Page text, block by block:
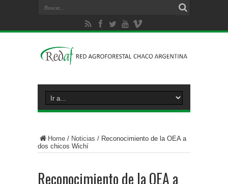
Home / Noticias / Reconocimiento de la OEA a
dos chicos Wichí
Reconocimiento de la OEA a